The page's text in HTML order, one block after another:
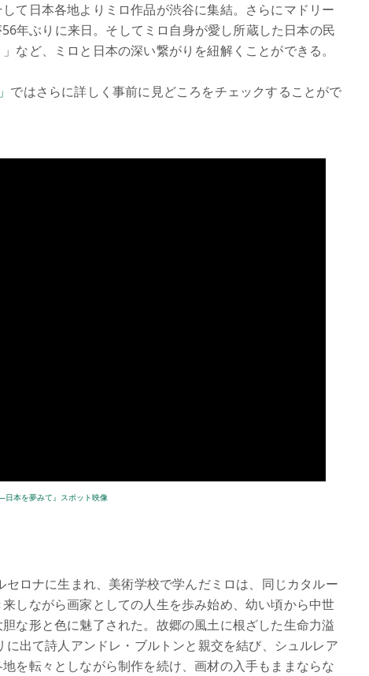
て日本各地よりミロ作品が渋谷に集結。さらにマドリー
年ぶりに来日。そしてミロ自身が愛し所蔵した日本の民
など、ミロと日本の深い繋がりを紐解くことができる。
ではさらに詳しく事前に見どころをチェックすることがで
本を夢みて』スポット映像
ロナに生まれ、美術学校で学んだミロは、同じカタルー
しながら画家としての人生を歩み始め、幼い頃から中世
な形と色に魅了された。故郷の風土に根ざした生命力溢
出て詩人アンドレ・ブルトンと親交を結び、シュルレア
を転々としながら制作を続け、画材の入手もままならな